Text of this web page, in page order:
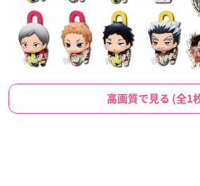
高画質で見る (全1